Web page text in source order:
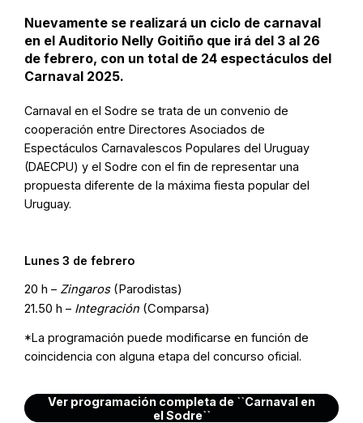
Nuevamente se realizará un ciclo de carnaval
en el Auditorio Nelly Goitiño que irá del 3 al 26
de febrero, con un total de 24 espectáculos del
Carnaval 2025.
Carnaval en el Sodre se trata de un convenio de
cooperación entre Directores Asociados de
Espectáculos Carnavalescos Populares del Uruguay
(DAECPU) y el Sodre con el fin de representar una
propuesta diferente de la máxima fiesta popular del
Uruguay.
Lunes 3 de febrero
20 h – Zingaros(Parodistas)
21.50 h – Integración (Comparsa)
*La programación puede modificarse en función de
coincidencia con alguna etapa del concurso oficial.
Ver programación completa de ``Carnaval en
el Sodre``